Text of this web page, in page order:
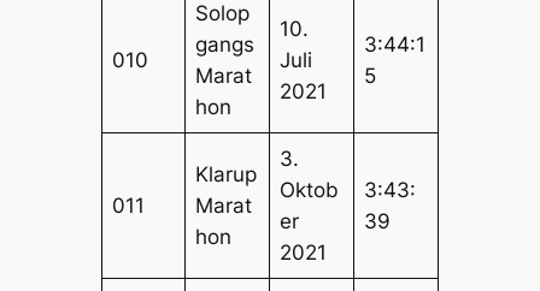
010
Solop
gangs
Marat
hon
10.
Juli
2021
3:44:1
5
011
Klarup
Marat
hon
3.
Oktob
er
2021
3:43:
39